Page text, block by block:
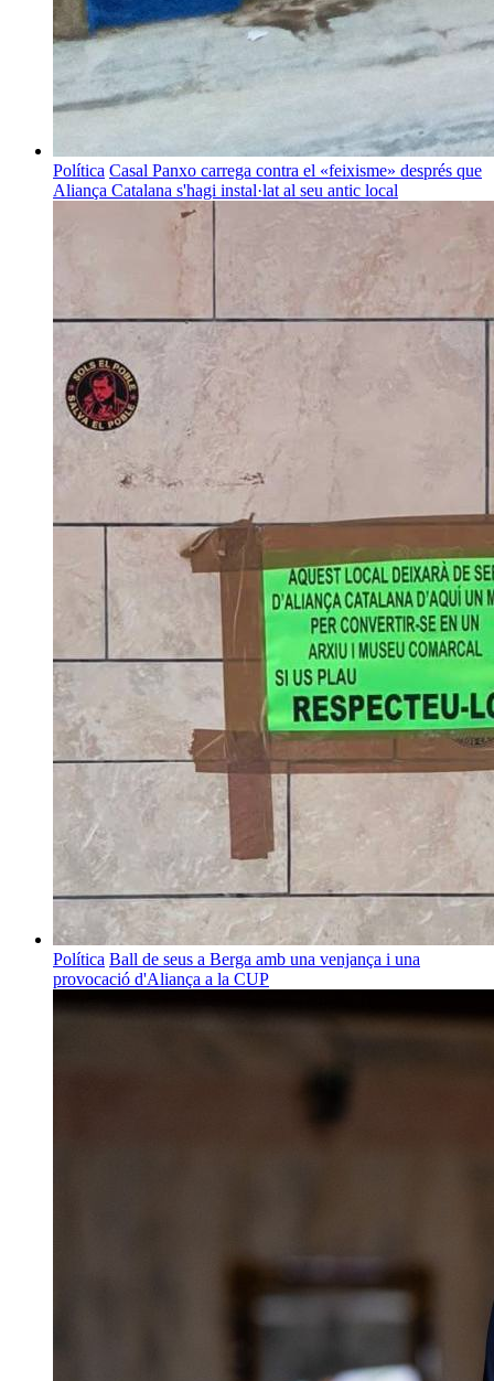
Política Casal Panxo carrega contra el «feixisme» després que
Aliança Catalana s'hagi instal·lat al seu antic local
Política Ball de seus a Berga amb una venjança i una
provocació d'Aliança a la CUP